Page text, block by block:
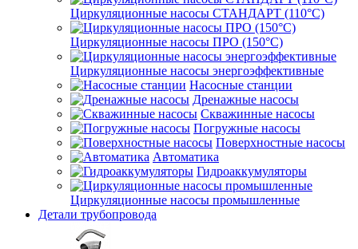
Циркуляционные насосы СТАНДАРТ (110°C)
Циркуляционные насосы ПРО (150°C)
Циркуляционные насосы энергоэффективные
Насосные станции
Дренажные насосы
Скважинные насосы
Погружные насосы
Поверхностные насосы
Автоматика
Гидроаккумуляторы
Циркуляционные насосы промышленные
Детали трубопровода